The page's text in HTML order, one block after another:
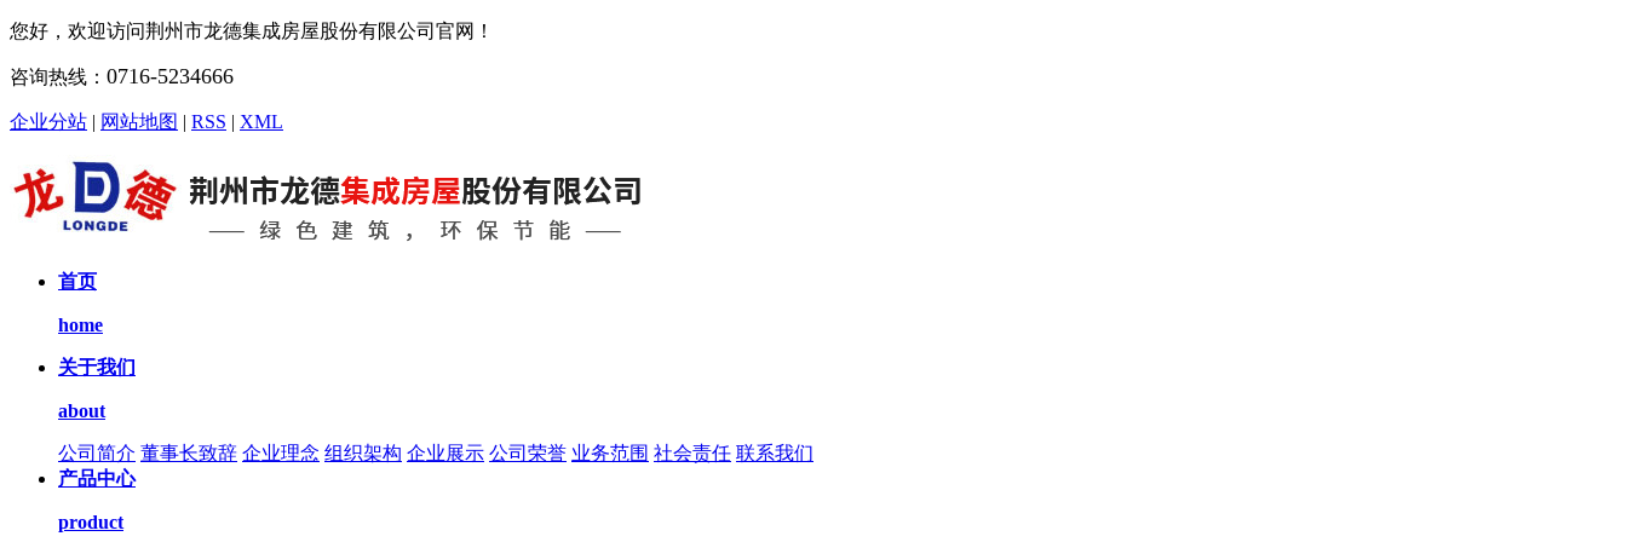
您好，欢迎访问荆州市龙德集成房屋股份有限公司官网！
咨询热线： 0716-5234666
企业分站 | 网站地图 | RSS | XML
首页
home
关于我们
about
公司简介 董事长致辞 企业理念 组织架构 企业展示 公司荣誉 业务范围 社会责任 联系我们
产品中心
product